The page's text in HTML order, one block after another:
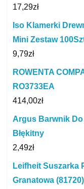
17,29zł
Iso Klamerki
Mini Zestaw
9,79zł
ROWENTA
RO3733EA
414,00zł
Argus Barwnik
Błękitny
2,49zł
Leifheit Suszarka
Granatowa (81720)